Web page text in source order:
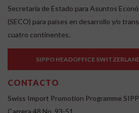
Secretaría de Estado para Asuntos
(SECO) para países en desarrollo y/o
cuatro continentes.
SIPPO HEADOFFICE
CONTACTO
Swiss Import Promotion Programme
Carrera 48 No. 93-51